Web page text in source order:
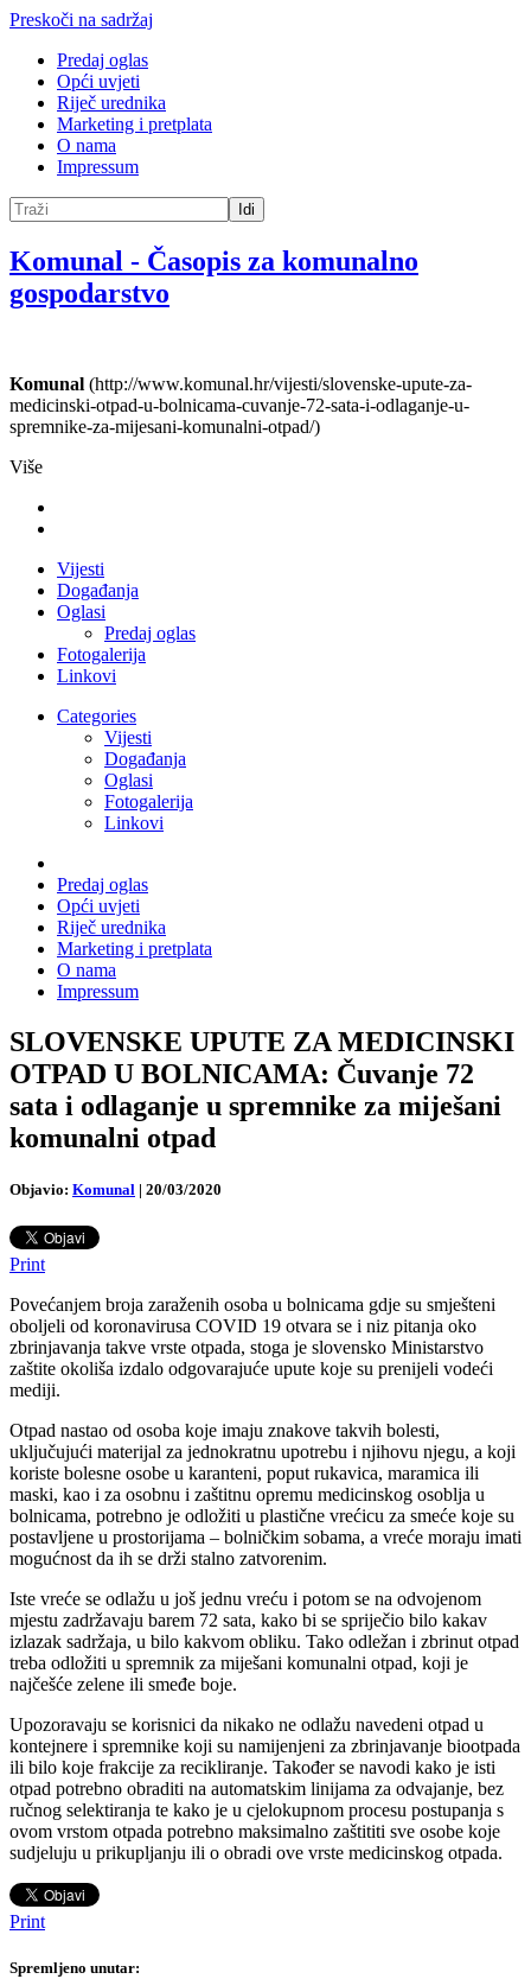
Preskoči na sadržaj
Predaj oglas
Opći uvjeti
Riječ urednika
Marketing i pretplata
O nama
Impressum
Idi
Komunal - Časopis za komunalno
gospodarstvo
Komunal (http://www.komunal.hr/vijesti/slovenske-upute-za-
medicinski-otpad-u-bolnicama-cuvanje-72-sata-i-odlaganje-u-
spremnike-za-mijesani-komunalni-otpad/)
Više
Vijesti
Događanja
Oglasi
Predaj oglas
Fotogalerija
Linkovi
Categories
Vijesti
Događanja
Oglasi
Fotogalerija
Linkovi
Predaj oglas
Opći uvjeti
Riječ urednika
Marketing i pretplata
O nama
Impressum
SLOVENSKE UPUTE ZA MEDICINSKI
OTPAD U BOLNICAMA: Čuvanje 72
sata i odlaganje u spremnike za miješani
komunalni otpad
Objavio: Komunal | 20/03/2020
Print
Povećanjem broja zaraženih osoba u bolnicama gdje su smješteni
oboljeli od koronavirusa COVID 19 otvara se i niz pitanja oko
zbrinjavanja takve vrste otpada, stoga je slovensko Ministarstvo
zaštite okoliša izdalo odgovarajuće upute koje su prenijeli vodeći
mediji.
Otpad nastao od osoba koje imaju znakove takvih bolesti,
uključujući materijal za jednokratnu upotrebu i njihovu njegu, a koji
koriste bolesne osobe u karanteni, poput rukavica, maramica ili
maski, kao i za osobnu i zaštitnu opremu medicinskog osoblja u
bolnicama, potrebno je odložiti u plastične vrećicu za smeće koje su
postavljene u prostorijama – bolničkim sobama, a vreće moraju imati
mogućnost da ih se drži stalno zatvorenim.
Iste vreće se odlažu u još jednu vreću i potom se na odvojenom
mjestu zadržavaju barem 72 sata, kako bi se spriječio bilo kakav
izlazak sadržaja, u bilo kakvom obliku. Tako odležan i zbrinut otpad
treba odložiti u spremnik za miješani komunalni otpad, koji je
najčešće zelene ili smeđe boje.
Upozoravaju se korisnici da nikako ne odlažu navedeni otpad u
kontejnere i spremnike koji su namijenjeni za zbrinjavanje biootpada
ili bilo koje frakcije za recikliranje. Također se navodi kako je isti
otpad potrebno obraditi na automatskim linijama za odvajanje, bez
ručnog selektiranja te kako je u cjelokupnom procesu postupanja s
ovom vrstom otpada potrebno maksimalno zaštititi sve osobe koje
sudjeluju u prikupljanju ili o obradi ove vrste medicinskog otpada.
Print
Spremljeno unutar: